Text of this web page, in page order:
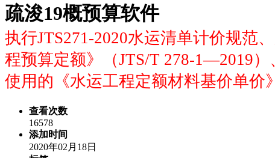
疏浚19概预算软件
执行JTS271-2020水运清单计价规范
程预算定额》（JTS/T 278-1—2019
使用的《水运工程定额材料基价单价
查看次数
16578
添加时间
2020年02月18日